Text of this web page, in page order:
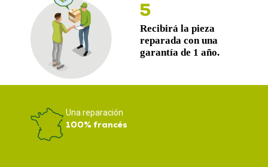
Una reparación
100% francés